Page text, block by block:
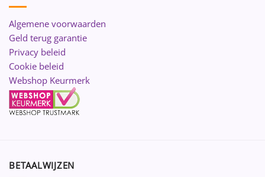
Algemene voorwaarden
Geld terug garantie
Privacy beleid
Cookie beleid
Webshop Keurmerk
BETAALWIJZEN